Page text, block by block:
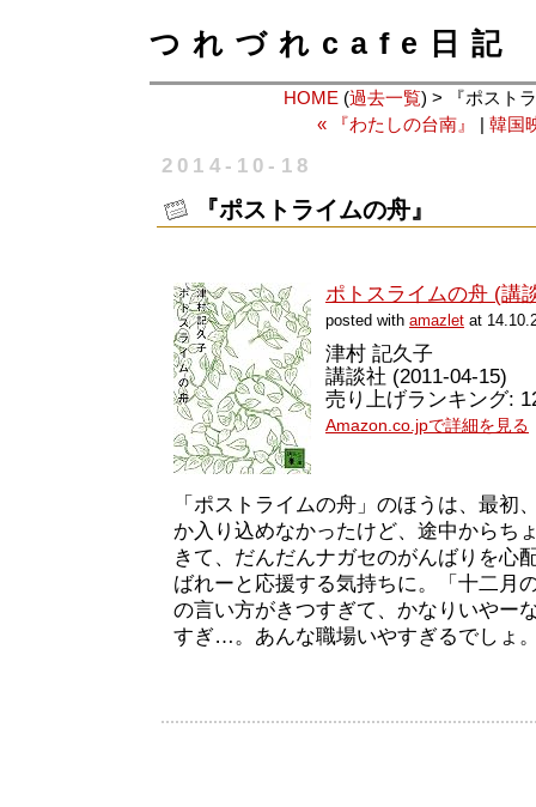
つれづれcafe日記
HOME (過去一覧) > 『ポスト
« 『わたしの台南』
韓国
2014-10-18
『ポストライムの舟』
ポトスライムの舟 (講
posted with amazlet at
津村 記久子
講談社 (2011-04-15)
売り上げランキング:
Amazon.co.jpで詳細を見る
「ポストライムの舟」のほうは、最初
か入り込めなかったけど、途中からち
きて、だんだんナガセのがんばりを心
ばれーと応援する気持ちに。「十二月
の言い方がきつすぎて、かなりいやー
すぎ…。あんな職場いやすぎるでしょ